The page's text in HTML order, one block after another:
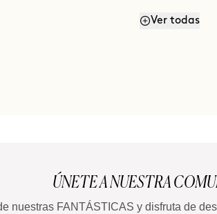
¿Cómo
Ver todas
ÚNETE A NUESTRA
nuestras FANTÁSTICAS y disfruta de